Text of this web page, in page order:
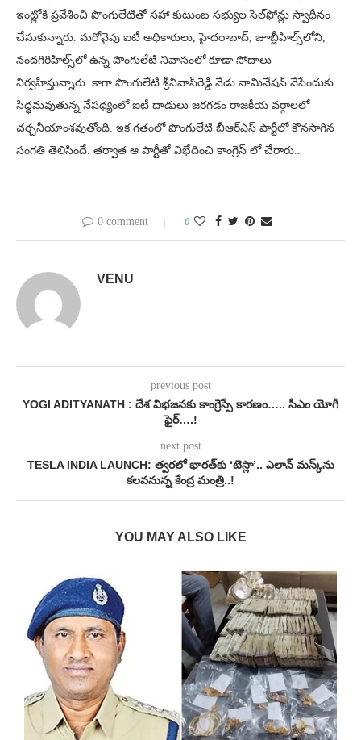
ఇంట్లోకి ప్రవేశించి పొంగులేటితో సహా కుటుంబ సభ్యుల సెల్‌ఫోన్లు స్వాధీనం
చేసుకున్నారు. మరోవైపు ఐటీ అధికారులు, హైదరాబాద్‌, జూబ్లీహిల్స్‌లోని,
నందగిరిహిల్స్‌లో ఉన్న పొంగులేటి నివాసంలో కూడా సోదాలు
నిర్వహిస్తున్నారు. కాగా పొంగులేటి శ్రీనివాస్‌రెడ్డి నేడు నామినేషన్‌ వేసేందుకు
సిద్ధమవుతున్న నేపథ్యంలో ఐటీ దాడులు జరగడం రాజకీయ వర్గాలలో
చర్చనీయాంశవుతోంది. ఇక గతంలో పొంగులేటి బీఆర్ఎస్ పార్టీలో కొనసాగిన
సంగతి తెలిసిందే. తర్వాత ఆ పార్టీతో విభేదించి కాంగ్రెస్ లో చేరారు..
0 comment 0
VENU
previous post
YOGI ADITYANATH : దేశ విభజనకు కాంగ్రెస్సే కారణం….. సీఎం యోగీ
ఫైర్….!
next post
TESLA INDIA LAUNCH: త్వరలో భారత్‌కు ‘టెస్లా’.. ఎలాన్ మస్క్‌ను
కలవనున్న కేంద్ర మంత్రి..!
YOU MAY ALSO LIKE